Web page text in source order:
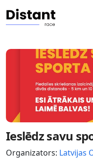
Ieslēdz savu
Organizators: Latvijas